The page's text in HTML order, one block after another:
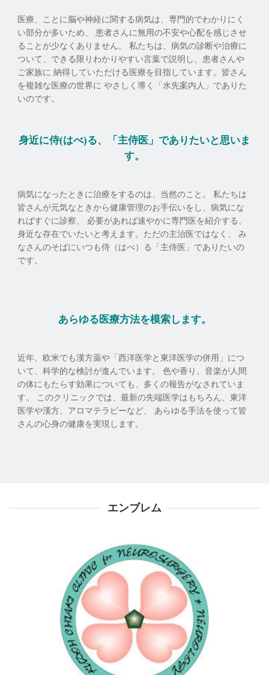
医療、ことに脳や神経に関する病気は、専門的でわかりにく
い部分が多いため、 患者さんに無用の不安や心配を感じさせ
ることが少なくありません。 私たちは、病気の診断や治療に
ついて、できる限りわかりやすい言葉で説明し、患者さんや
ご家族に 納得していただける医療を目指しています。皆さん
を複雑な医療の世界に やさしく導く「水先案内人」でありた
いのです。
身近に侍(はべ)る、「主侍医」でありたいと思いま
す。
病気になったときに治療をするのは、当然のこと。 私たちは
皆さんが元気なときから健康管理のお手伝いをし、病気にな
ればすぐに診察、 必要があれば速やかに専門医を紹介する、
身近な存在でいたいと考えます。ただの主治医ではなく、 み
なさんのそばにいつも侍（はべ）る「主侍医」でありたいの
です。
あらゆる医療方法を模索します。
近年、欧米でも漢方薬や「西洋医学と東洋医学の併用」につ
いて、科学的な検討が進んでいます。 色や香り、音楽が人間
の体にもたらす効果についても、多くの報告がなされていま
す。 このクリニックでは、最新の先端医学はもちろん、東洋
医学や漢方、アロマテラピーなど、 あらゆる手法を使って皆
さんの心身の健康を実現します。
エンブレム